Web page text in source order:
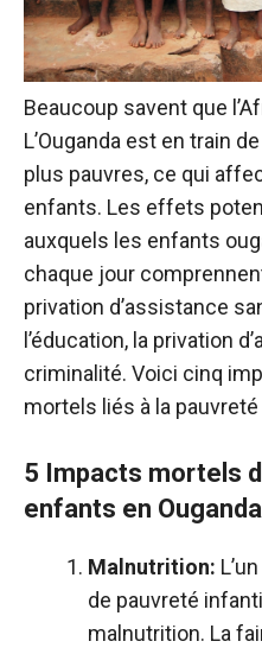
Beaucoup savent que
L’Ouganda est en train
plus pauvres, ce qui
enfants. Les effets
auxquels les enfants
chaque jour
privation d’assistance
l’éducation, la privation
criminalité. Voici cinq
mortels liés à la
5 Impacts mortels
enfants en Ouganda
Malnutrition:
de pauvreté
malnutrition. La